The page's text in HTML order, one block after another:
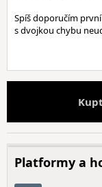
Spíš doporučím
s dvojkou chybu
Platformy a